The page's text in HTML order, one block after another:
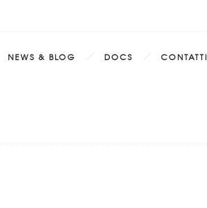
NEWS & BLOG DOCS CONTATTI